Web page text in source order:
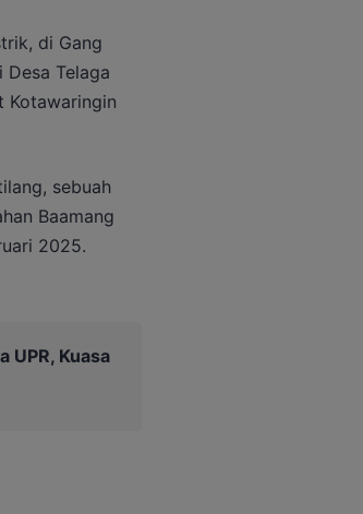
di Gang
Telaga
Kotawaringin
sebuah
Baamang
2025.
UPR, Kuasa